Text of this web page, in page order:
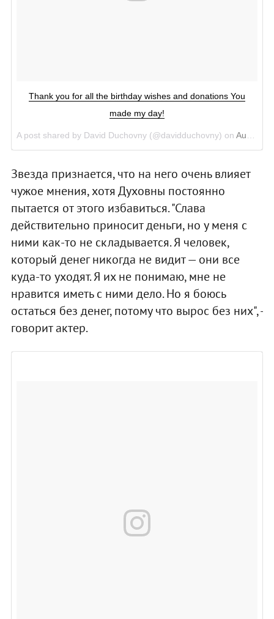
Thank you for all the birthday wishes and donations You
made my day!
A post shared by David Duchovny (@davidduchovny) on Aug 8, 2017 at 7:44am PDT
Звезда признается, что на него очень влияет
чужое мнения, хотя Духовны постоянно
пытается от этого избавиться. "Слава
действительно приносит деньги, но у меня с
ними как-то не складывается. Я человек,
который денег никогда не видит — они все
куда-то уходят. Я их не понимаю, мне не
нравится иметь с ними дело. Но я боюсь
остаться без денег, потому что вырос без них", -
говорит актер.